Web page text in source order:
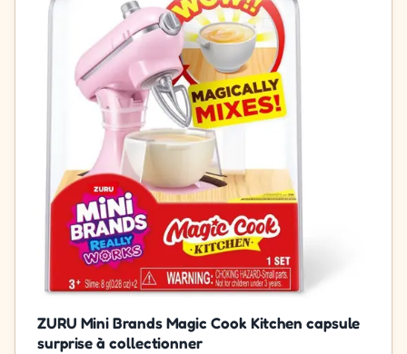
ZURU Mini Brands Magic Cook Kitchen capsule
surprise à collectionner